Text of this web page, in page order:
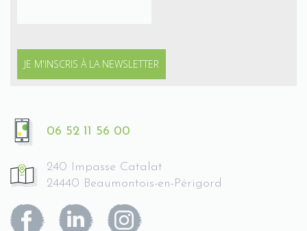
06 52 11 56 00
240 Impasse Catalat
24440 Beaumontois-en-Périgord